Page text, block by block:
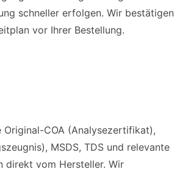
schneller erfolgen. Wir bestätigen
vor Ihrer Bestellung.
Original-COA (Analysezertifikat),
MSDS, TDS und relevante
direkt vom Hersteller. Wir